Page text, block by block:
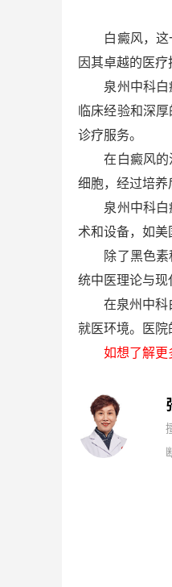
白癜风，这一
因其卓越的医
泉州中科白癜
临床经验和深
诊疗服务。
在白癜风的治
细胞，经过培养
泉州中科白癜
术和设备，如美
除了黑色素种
统中医理论与
在泉州中科白
就医环境。医院
如想了解更多